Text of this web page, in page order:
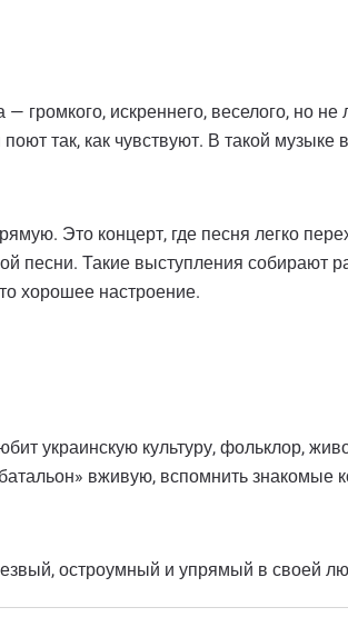
громкого, искреннего, веселого, но
так, как чувствуют. В такой
Это концерт, где песня легко
песни. Такие выступления собирают
хорошее настроение.
украинскую культуру, фольклор,
вживую, вспомнить знакомые
остроумный и упрямый в своей